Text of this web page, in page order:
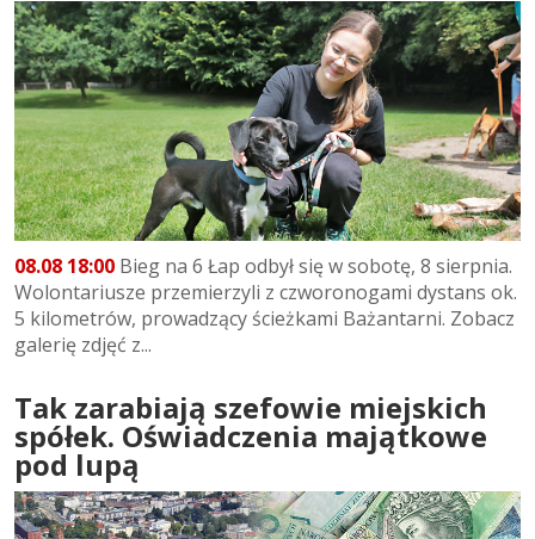
08.08 18:00 Bieg na 6 Łap odbył się w sobotę, 8 sierpnia.
Wolontariusze przemierzyli z czworonogami dystans ok.
5 kilometrów, prowadzący ścieżkami Bażantarni. Zobacz
galerię zdjęć z...
Tak zarabiają szefowie miejskich
spółek. Oświadczenia majątkowe
pod lupą